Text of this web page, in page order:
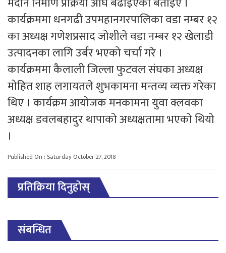
कार्यक्रममा धनगढी उपमहानगरपालिका वडा नम्बर १२
का अध्यक्ष गणेशप्रसाद जोशीले वडा नम्बर १२ खेलाडी
उत्पादनका लागि उर्बर भएको चर्चा गरे ।
कार्यक्रममा कैलाली जिल्ला फुटवल संघका अध्यक्ष
मोहित शाह लगायतले शुभकामना मन्तव्य व्यक्त गरेका
थिए । कार्यक्रम आयोजक मनकामना युवा क्लवका
अध्यक्ष डवलबहादुर थापाको अध्यक्षतामा भएको थियो
।
Published On : Saturday October 27, 2018
प्रतिक्रिया दिनुहोस्
संबन्धित